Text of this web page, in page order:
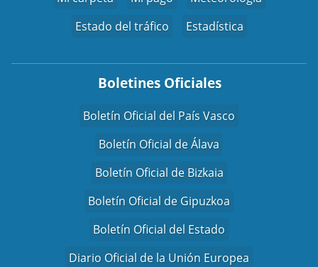
Estado del tráfico
Estadística
Boletines Oficiales
Boletín Oficial del País Vasco
Boletín Oficial de Álava
Boletín Oficial de Bizkaia
Boletín Oficial de Gipuzkoa
Boletín Oficial del Estado
Diario Oficial de la Unión Europea